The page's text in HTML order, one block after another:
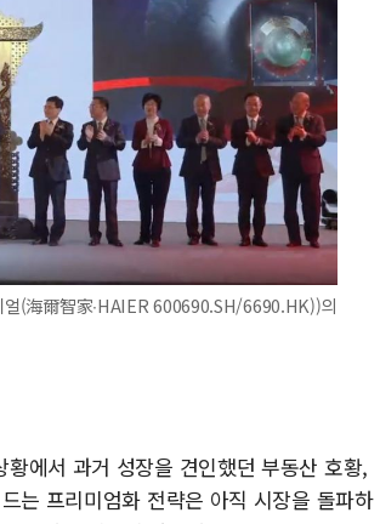
얼(海爾智家∙HAIER 600690.SH/6690.HK))의
에서 과거 성장을 견인했던 부동산 호황,
는 프리미엄화 전략은 아직 시장을 돌파하